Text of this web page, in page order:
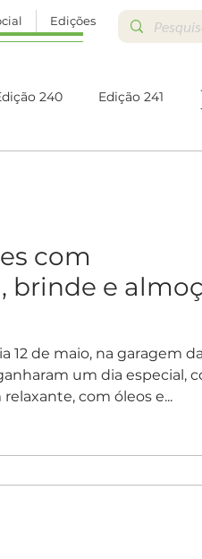
Edições
240 Edição 241
com
brinde e
12 de maio, na garagem da
um dia especial,
com óleos e...